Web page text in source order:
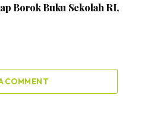
Borok Buku Sekolah RI,
COMMENT